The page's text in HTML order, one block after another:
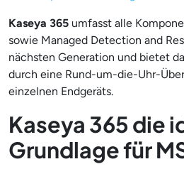
Kaseya 365 umfasst alle
sowie Managed Detection and
nächsten Generation und bietet
durch eine Rund-um-die-Uhr-
einzelnen Endgeräts.
Kaseya 365 die
Grundlage für